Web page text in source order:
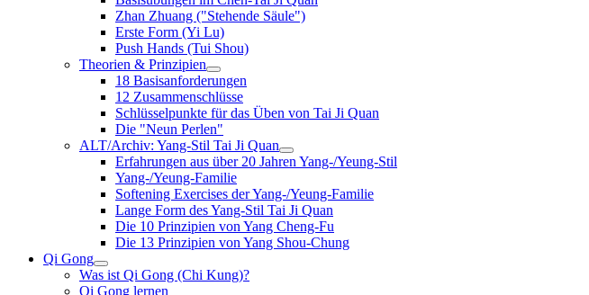
Zhan Zhuang ("Stehende Säule")
Erste Form (Yi Lu)
Push Hands (Tui Shou)
Theorien & Prinzipien
18 Basisanforderungen
12 Zusammenschlüsse
Schlüsselpunkte für das Üben von Tai Ji Quan
Die "Neun Perlen"
ALT/Archiv: Yang-Stil Tai Ji Quan
Erfahrungen aus über 20 Jahren Yang-/Yeung-Stil
Yang-/Yeung-Familie
Softening Exercises der Yang-/Yeung-Familie
Lange Form des Yang-Stil Tai Ji Quan
Die 10 Prinzipien von Yang Cheng-Fu
Die 13 Prinzipien von Yang Shou-Chung
Qi Gong
Was ist Qi Gong (Chi Kung)?
Qi Gong lernen